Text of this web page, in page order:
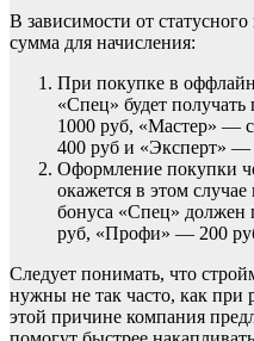
В зависимости от
сумма для начисления:
При покупке в оффлайн
«Спец» будет
1000 руб, «Мастер» —
400 руб и «Эксперт» —
Оформление покупки
окажется в этом
бонуса «Спец» должен
руб, «Профи» — 200
Следует понимать, что
нужны не так часто, как при
этой причине компания